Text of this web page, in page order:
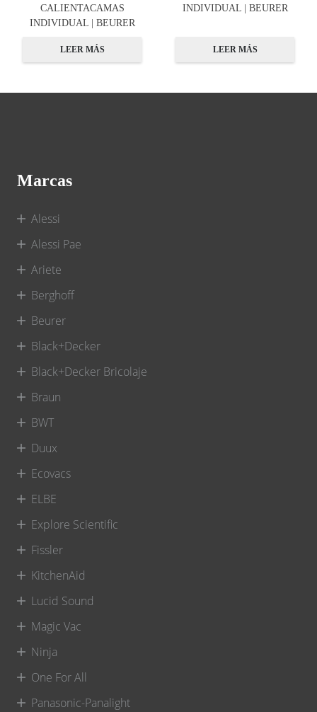
CALIENTACAMAS
INDIVIDUAL | BEURER
LEER MÁS
INDIVIDUAL | BEURER
LEER MÁS
Marcas
Alessi
Alessi Pae
Ariete
Berghoff
Beurer
Black+Decker
Black+Decker Bricolaje
Braun
BWT
Duux
Ecovacs
ELBE
Explore Scientific
Fissler
KitchenAid
Lucid Sound
Magic Vac
Ninja
One For All
Panasonic-Panalight